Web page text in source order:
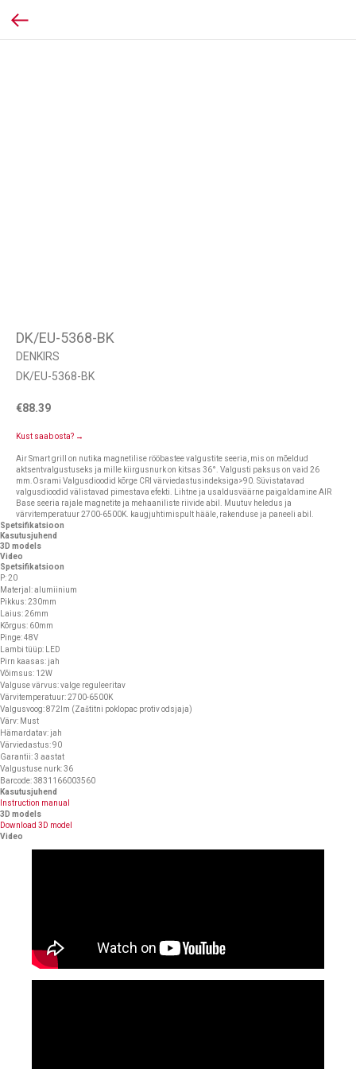
DK/EU-5368-BK
DENKIRS
DK/EU-5368-BK
€88.39
Kust saab osta? →
Air Smart grill on nutika magnetilise rööbastee valgustite seeria, mis on mõeldud
aktsentvalgustuseks ja mille kiirgusnurk on kitsas 36°. Valgusti paksus on vaid 26
mm.Osrami Valgusdioodid kõrge CRI värviedastusindeksiga>90. Süvistatavad
valgusdioodid välistavad pimestava efekti. Lihtne ja usaldusväärne paigaldamine AIR
Base seeria rajale magnetite ja mehaaniliste riivide abil. Muutuv heledus ja
värvitemperatuur 2700-6500K. kaugjuhtimispult hääle, rakenduse ja paneeli abil.
Spetsifikatsioon
Kasutusjuhend
3D models
Video
Spetsifikatsioon
P: 20
Materjal: alumiinium
Pikkus: 230mm
Laius: 26mm
Kõrgus: 60mm
Pinge: 48V
Lambi tüüp: LED
Pirn kaasas: jah
Võimsus: 12W
Valguse värvus: valge reguleeritav
Värvitemperatuur: 2700-6500K
Valgusvoog: 872lm (Zaštitni poklopac protiv odsjaja)
Värv: Must
Hämardatav: jah
Värviedastus: 90
Garantii: 3 aastat
Valgustuse nurk: 36
Barcode: 3831166003560
Kasutusjuhend
Instruction manual
3D models
Download 3D model
Video